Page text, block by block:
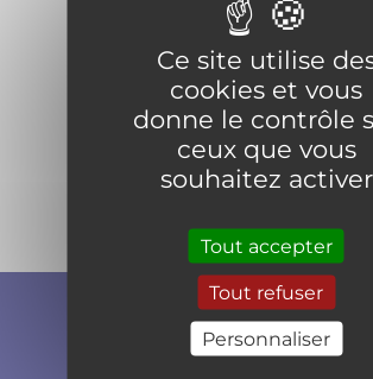
Ce site utilise
cookies et vous
donne le contrôle
ceux que vous
souhaitez activer
Tout accepter
Tout refuser
Personnaliser